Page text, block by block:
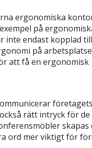
ergonomiska
på
inte endast kopplad
på
att få en ergonomisk
rätt intryck för
skapas
ord mer viktigt för